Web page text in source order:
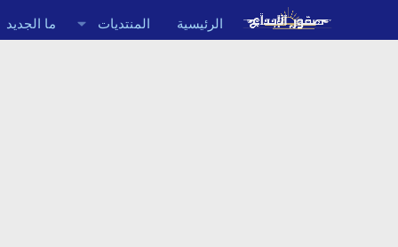
الرئيسية المنتديات ما الجديد